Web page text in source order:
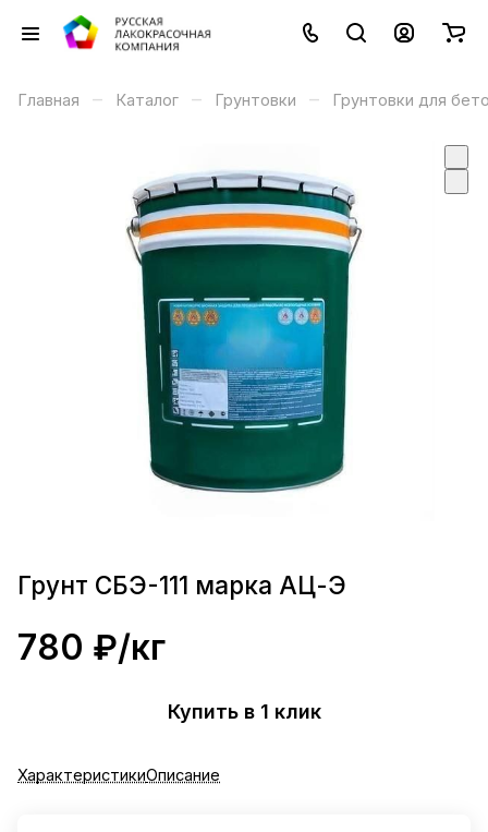
Главная – Каталог – Грунтовки – Грунтовки для
Грунт СБЭ-111 марка АЦ-Э
780 ₽/кг
Купить в 1 клик
ХарактеристикиОписание